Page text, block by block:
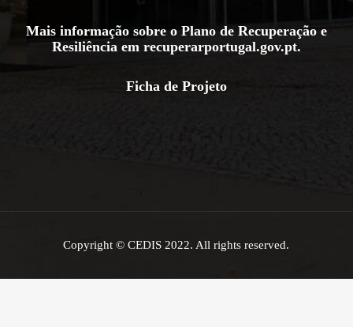
Mais informação sobre o Plano de Recuperação e
Resiliência em recuperarportugal.gov.pt.
Ficha de Projeto
Copyright © CEDIS 2022. All rights reserved.